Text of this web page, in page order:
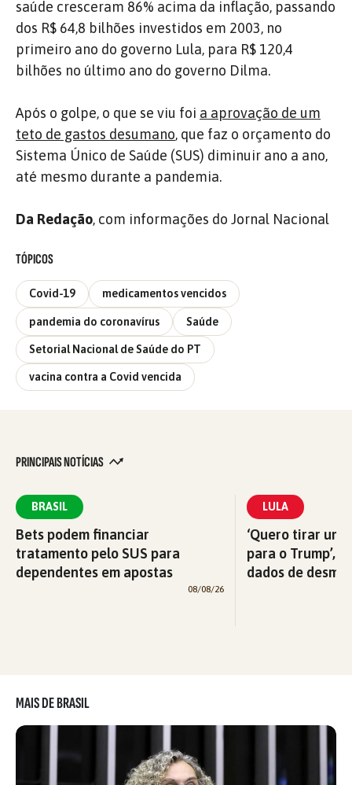
saúde cresceram 86% acima da inflação, passando
dos R$ 64,8 bilhões investidos em 2003, no
primeiro ano do governo Lula, para R$ 120,4
bilhões no último ano do governo Dilma.
Após o golpe, o que se viu foi a aprovação de um
teto de gastos desumano, que faz o orçamento do
Sistema Único de Saúde (SUS) diminuir ano a ano,
até mesmo durante a pandemia.
Da Redação, com informações do Jornal Nacional
TÓPICOS
Covid-19 medicamentos vencidos
pandemia do coronavírus Saúde
Setorial Nacional de Saúde do PT
vacina contra a Covid vencida
PRINCIPAIS NOTÍCIAS
BRASIL
Bets podem financiar
tratamento pelo SUS para
dependentes em apostas
08/08/26
LULA
‘Quero tirar
para o Trump’,
dados de
MAIS DE BRASIL